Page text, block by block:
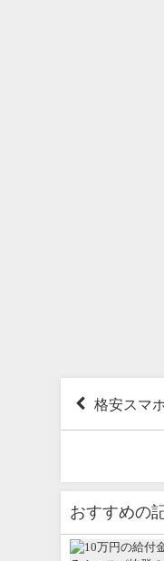
格安スマ
おすすめの